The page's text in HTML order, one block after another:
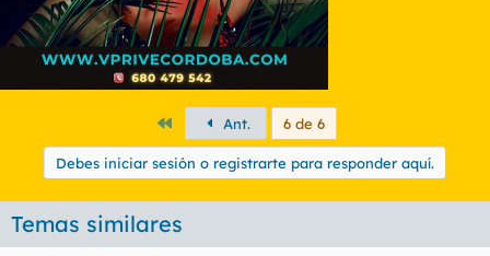
PrimeroAnt. 6 de 6
Debes iniciar sesión o registrarte para responder aquí.
Temas similares